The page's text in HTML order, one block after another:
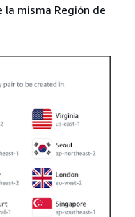
misma Región de